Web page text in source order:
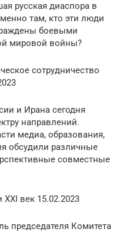
русская диаспора в
там, кто эти люди
боевыми
мировой войны?
сотрудничество
и Ирана сегодня
направлений.
медиа, образования,
обсудили различные
совместные
век 15.02.2023
председателя Комитета